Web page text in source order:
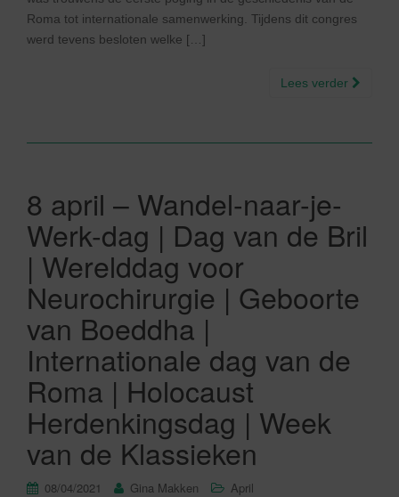
Roma tot internationale samenwerking. Tijdens dit congres
werd tevens besloten welke […]
Lees verder
8 april – Wandel-naar-je-
Werk-dag | Dag van de Bril
| Werelddag voor
Neurochirurgie | Geboorte
van Boeddha |
Internationale dag van de
Roma | Holocaust
Herdenkingsdag | Week
van de Klassieken
08/04/2021 Gina Makken April